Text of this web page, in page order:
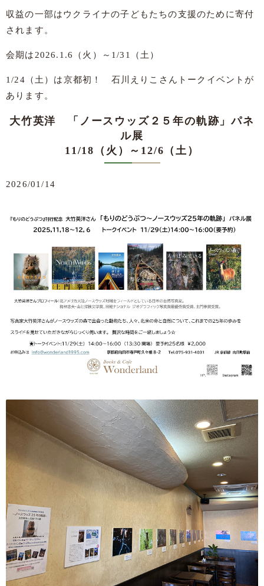
収益の一部はウクライナの子どもたちの支援のために寄付
されます。
会期は2026.1.6（火）～1/31（土）
1/24（土）は京都初！ 石川えりこさんトークイベントが
あります。
大竹英洋 「ノースウッズ２５年の軌跡」パネ
ル展
11/18（火）～12/6（土）
2026/01/14